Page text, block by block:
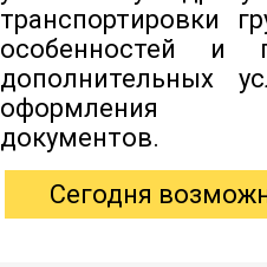
транспортировки
особенностей и
дополнительных
оформления
документов.
Сегодня